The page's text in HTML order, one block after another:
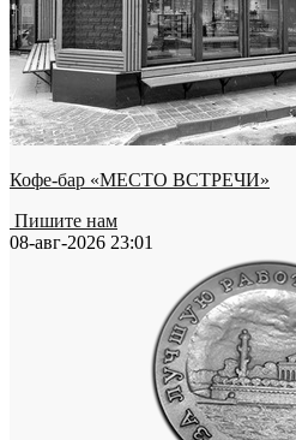
Кофе-бар «МЕСТО ВСТРЕЧИ»
Пишите нам
08-авг-2026 23:01